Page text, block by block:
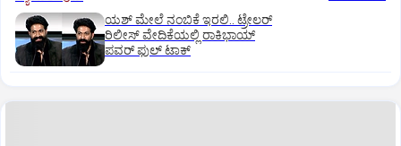
ಯಶ್‌ ಮೇಲೆ ನಂಬಿಕೆ ಇರಲಿ.. ಟ್ರೇಲರ್‌
ರಿಲೀಸ್‌ ವೇದಿಕೆಯಲ್ಲಿ ರಾಕಿಭಾಯ್‌
ಪವರ್‌ ಫುಲ್‌ ಟಾಕ್